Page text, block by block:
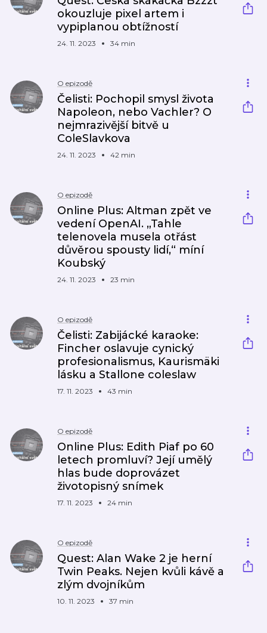
okouzluje pixel artem i
vypiplanou obtížností
24. 11. 2023 34 min
O epizodě
Čelisti: Pochopil smysl života
Napoleon, nebo Vachler? O
nejmrazivější bitvě u
ColeSlavkova
24. 11. 2023 42 min
O epizodě
Online Plus: Altman zpět ve
vedení OpenAI. „Tahle
telenovela musela otřást
důvěrou spousty lidí,“ míní
Koubský
24. 11. 2023 23 min
O epizodě
Čelisti: Zabijácké karaoke:
Fincher oslavuje cynický
profesionalismus, Kaurismäki
lásku a Stallone coleslaw
17. 11. 2023 43 min
O epizodě
Online Plus: Edith Piaf po 60
letech promluví? Její umělý
hlas bude doprovázet
životopisný snímek
17. 11. 2023 24 min
O epizodě
Quest: Alan Wake 2 je herní
Twin Peaks. Nejen kvůli kávě a
zlým dvojníkům
10. 11. 2023 37 min